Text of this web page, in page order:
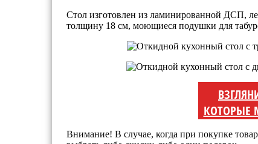
Стол изготовлен из ламинированной ДСП,
толщину 18 см, моющиеся подушки для
КОТОРЫЕ
Внимание! В случае, когда при покупке